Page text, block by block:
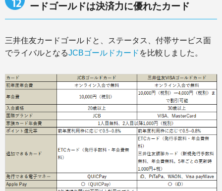
ードゴールドは決済力に優れたカード
三井住友カードゴールドと、ステータス、付帯サービス面
でライバルとなるJCBゴールドカード を比較しました。